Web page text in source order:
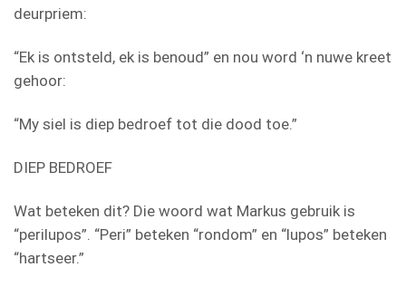
deurpriem:
“Ek is ontsteld, ek is benoud” en nou word ‘n nuwe kreet
gehoor:
“My siel is diep bedroef tot die dood toe.”
DIEP BEDROEF
Wat beteken dit? Die woord wat Markus gebruik is
“perilupos”. “Peri” beteken “rondom” en “lupos” beteken
“hartseer.”